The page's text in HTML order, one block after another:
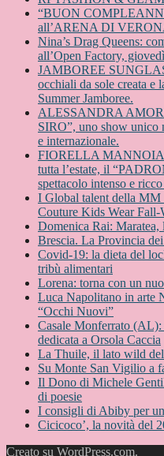
“BUON
all’ARENA DI
Nina’s Drag Queens:
all’Open Factory,
JAMBOREE
occhiali da sole creata e
Summer Jamboree.
ALESSANDRA
SIRO”, uno show unico
e internazionale.
FIORELLA MANNOIA:
tutta l’estate, il
spettacolo intenso e
I Global talent della MM
Couture Kids Wear Fall-
Domenica Rai: Maratea,
Brescia. La Provincia
Covid-19: la dieta del
tribù alimentari
Lorena: torna con un
Luca Napolitano in arte
“Occhi Nuovi”
Casale Monferrato
dedicata a Orsola Caccia
La Thuile, il lato wild
Su Monte San Vigilio a
Il Dono di Michele
di poesie
I consigli di Abiby per
Cicicoco’, la novità del
Creato su WordPress.com.